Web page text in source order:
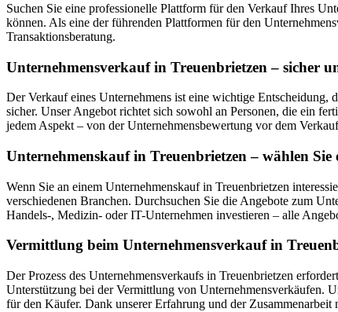
Suchen Sie eine professionelle Plattform für den Verkauf Ihres
können. Als eine der führenden Plattformen für den
Transaktionsberatung.
Unternehmensverkauf in Treuenbrietzen – sicher
Der Verkauf eines Unternehmens ist eine wichtige Entscheidung,
sicher. Unser Angebot richtet sich sowohl an Personen, die ein
jedem Aspekt – von der Unternehmensbewertung vor dem
Unternehmenskauf in Treuenbrietzen – wählen
Wenn Sie an einem Unternehmenskauf in Treuenbrietzen
verschiedenen Branchen. Durchsuchen Sie die Angebote zum
Handels-, Medizin- oder IT-Unternehmen investieren – alle
Vermittlung beim Unternehmensverkauf in
Der Prozess des Unternehmensverkaufs in Treuenbrietzen
Unterstützung bei der Vermittlung von Unternehmensverkäufen.
für den Käufer. Dank unserer Erfahrung und der